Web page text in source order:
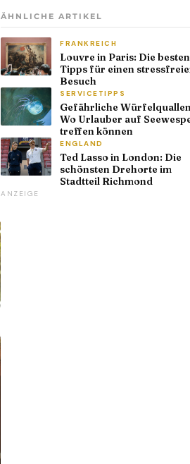
ÄHNLICHE ARTIKEL
FRANKREICH
Louvre in Paris: Die besten
Tipps für einen
Besuch
SERVICETIPPS
Gefährliche
Wo Urlauber auf
treffen können
ENGLAND
Ted Lasso in London: Die
schönsten Drehorte im
Stadtteil Richmond
ANZEIGE